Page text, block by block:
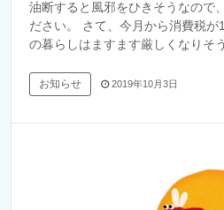
油断すると風邪をひきそうなので
ださい。 さて、今月から消費税
の暮らしはますます厳しくなりそ
お知らせ 2019年10月3日